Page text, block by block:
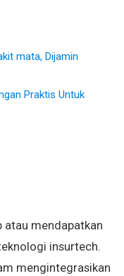
mata, Dijamin
Praktis Untuk
atau mendapatkan
insurtech.
mengintegrasikan